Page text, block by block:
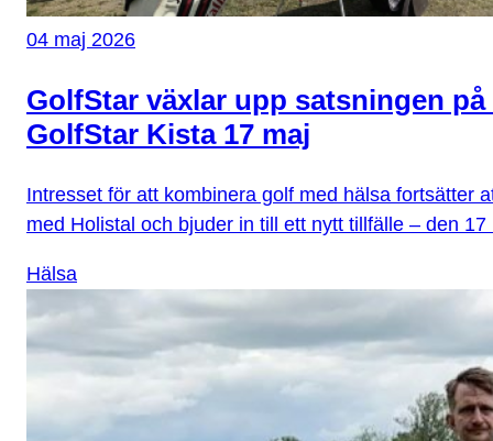
04 maj 2026
GolfStar växlar upp satsningen
GolfStar Kista 17 maj
Intresset för att kombinera golf med hälsa fortsätter
med Holistal och bjuder in till ett nytt tillfälle – den
Hälsa